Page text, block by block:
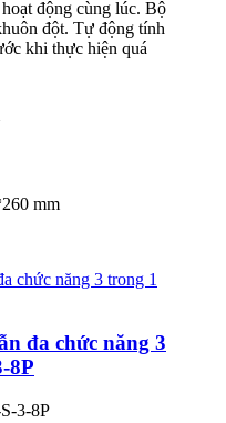
động cùng lúc. Bộ
đột. Tự động tính
khi thực hiện quá
mm
đa chức năng 3
8P
3-8P